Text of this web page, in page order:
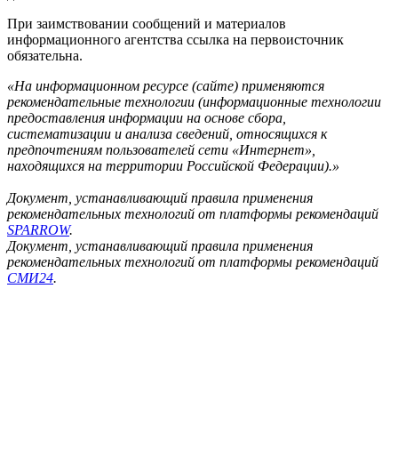
При заимствовании сообщений и материалов
информационного агентства ссылка на первоисточник
обязательна.
«На информационном ресурсе (сайте) применяются
рекомендательные технологии (информационные технологии
предоставления информации на основе сбора,
систематизации и анализа сведений, относящихся к
предпочтениям пользователей сети «Интернет»,
находящихся на территории Российской Федерации).»
Документ, устанавливающий правила применения
рекомендательных технологий от платформы рекомендаций
SPARROW.
Документ, устанавливающий правила применения
рекомендательных технологий от платформы рекомендаций
СМИ24.